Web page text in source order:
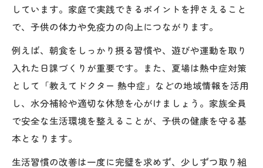
しています。家庭で実践できるポイントを押さえること
で、子供の体力や免疫力の向上につながります。
例えば、朝食をしっかり摂る習慣や、遊びや運動を取り
入れた日課づくりが重要です。また、夏場は熱中症対策
として「教えてドクター 熱中症」などの地域情報を活用
し、水分補給や適切な休憩を心がけましょう。家族全員
で安全な生活環境を整えることが、子供の健康を守る基
本となります。
生活習慣の改善は一度に完璧を求めず、少しずつ取り組